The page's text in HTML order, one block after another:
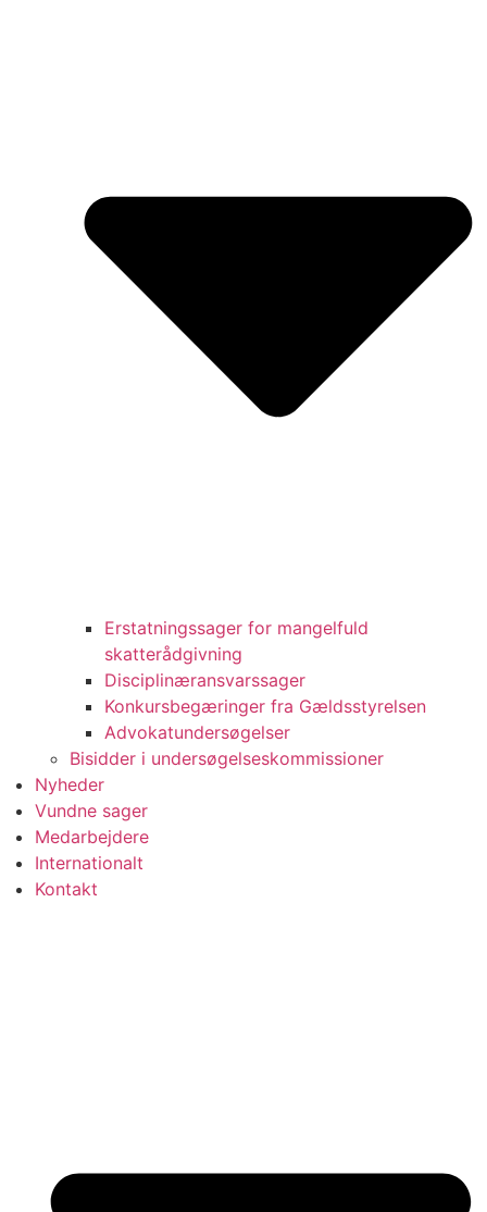
Erstatningssager for mangelfuld
skatterådgivning
Disciplinæransvarssager
Konkursbegæringer fra Gældsstyrelsen
Advokatundersøgelser
Bisidder i undersøgelseskommissioner
Nyheder
Vundne sager
Medarbejdere
Internationalt
Kontakt